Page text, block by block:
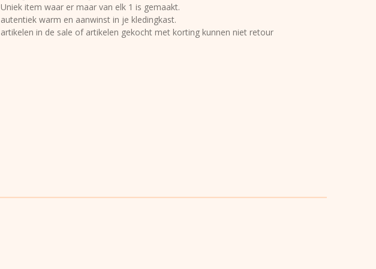
Uniek item waar er maar van elk 1 is gemaakt.
autentiek warm en aanwinst in je kledingkast.
artikelen in de sale of artikelen gekocht met korting kunnen niet retour